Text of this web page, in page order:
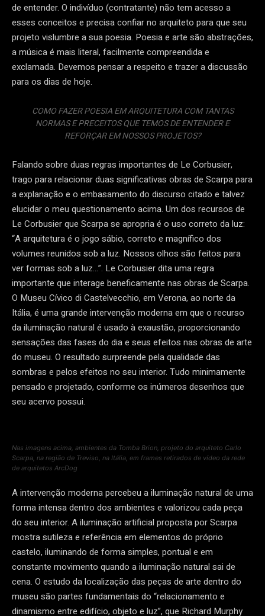
de entender. O indivíduo (contratante) não tem acesso a
esses conceitos e precisa confiar no arquiteto para que seu
projeto vislumbre a sua poesia. Poesia e arte são abstrações,
a música é mais literal, facilmente compreendida e
exclamada. Devemos pensar a respeito e trazer a discussão
para os dias de hoje.
COMO FAZER POESIA EM ARQUITETURA COM TANTAS
NORMAS E PRECEITOS QUE TEMOS DE ENTENDER E
REFORÇAR EM NOSSOS PROJETOS?
Falando sobre duas regras importantes de Le Corbusier,
trago para relacionar duas significativas obras de Scarpa para
a explanação e o embasamento do discurso citado e talvez
elucidar o meu questionamento acima. Um dos recursos de
Le Corbusier que Scarpa se apropria é o uso correto da luz:
“A arquitetura é o jogo sábio, correto e magnífico dos
volumes reunidos sob a luz. Nossos olhos são feitos para
ver formas sob a luz…”. Le Corbusier dita uma regra
importante que interage beneficamente nas obras de Scarpa.
O Museu Cívico di Castelvecchio, em Verona, ao norte da
Itália, é uma grande intervenção moderna em que o recurso
da iluminação natural é usado à exaustão, proporcionando
sensações das fases do dia e seus efeitos nas obras de arte
do museu. O resultado surpreende pela qualidade das
sombras e pelos efeitos no seu interior. Tudo minimamente
pensado e projetado, conforme os inúmeros desenhos que
seu acervo possui.
Nas imagens acima, ambientes da Tomba Brion, projeto do arquiteto Carlo
Scarpa, na região de Treviso, na Itália, em frames retirados de vídeo da rede
de arquitetos ArcDog
A intervenção moderna percebeu a iluminação natural de uma
forma intensa dentro dos ambientes e valorizou cada peça
do seu interior. A iluminação artificial proposta por Scarpa
mostra sutileza e referência em elementos do próprio
castelo, iluminando de forma simples, pontual e em
constante movimento quando a iluminação natural sai de
cena. O estudo da localização das peças de arte dentro do
museu são partes fundamentais do “relacionamento e
dinamismo entre edifício, objeto e luz”, que Richard Murphy